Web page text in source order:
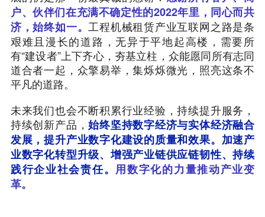
户、伙伴们在充满不确定性的2022年里，同心而共
济，始终如一。工程机械租赁产业互联网之路是条
艰难且漫长的道路，无异于平地起高楼，需要所
有“建设者”上下齐心，夯基立柱，众能愿同所有志同
道合者一起，众擎易举，集烁烁微光，照亮这条不
平凡的道路。
未来我们也会不断积累行业经验，持续提升服务，
持续创新产品，始终坚持数字经济与实体经济融合
发展，提升产业数字化建设的质量和效果。加速产
业数字化转型升级、增强产业链供应链韧性、持续
践行企业社会责任。 用数字化的力量推动产业变
革。